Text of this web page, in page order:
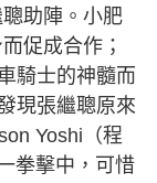
助陣。小肥
促成合作；
騎士的神髓而
現張繼聰原來
Yoshi（程
拳擊中，可惜